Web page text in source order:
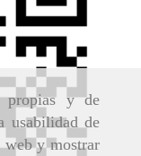
propias y de
usabilidad de
web y mostrar